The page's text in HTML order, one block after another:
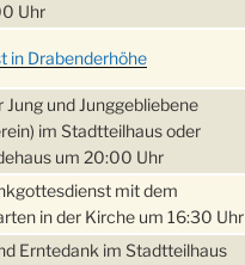
Uhr
in Drabenderhöhe
Jung und Junggebliebene
im Stadtteilhaus oder
um 20:00 Uhr
mit dem
in der Kirche um 16:30 Uhr
Erntedank im Stadtteilhaus